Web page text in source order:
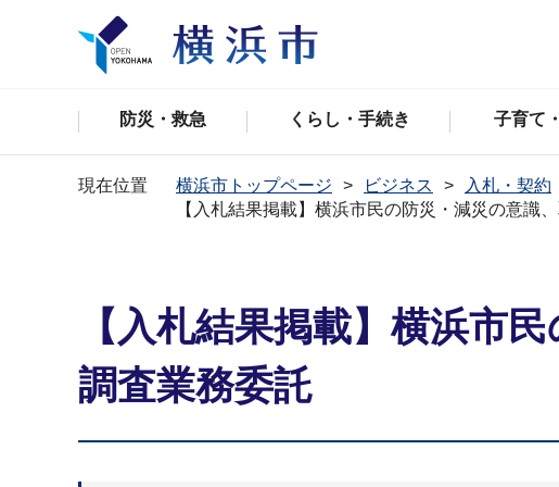
防災・救急 くらし・手続き 子育て
現在位置 横浜市トップページ ビジネス 入札・契約
【入札結果掲載】横浜市民の防災・減災の意識
【入札結果掲載】横浜市
調査業務委託